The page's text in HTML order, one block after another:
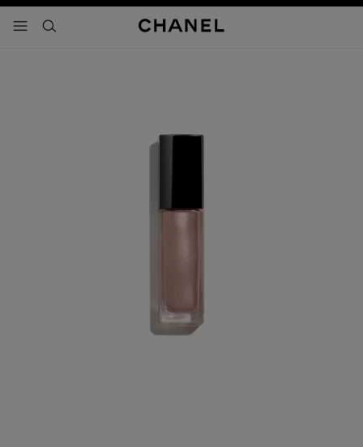
- navegación principal
buscar